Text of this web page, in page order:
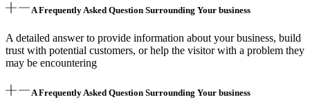
A Frequently Asked Question Surrounding Your business
A detailed answer to provide information about your business, build
trust with potential customers, or help the visitor with a problem they
may be encountering
A Frequently Asked Question Surrounding Your business